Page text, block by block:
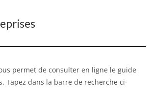
permet de consulter en ligne le guide
Tapez dans la barre de recherche ci-